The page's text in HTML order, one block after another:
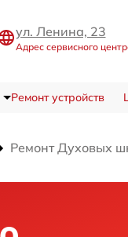
ул. Ленина, 23
Адрес сервисного
Ремонт устройств
Ремонт Духовых